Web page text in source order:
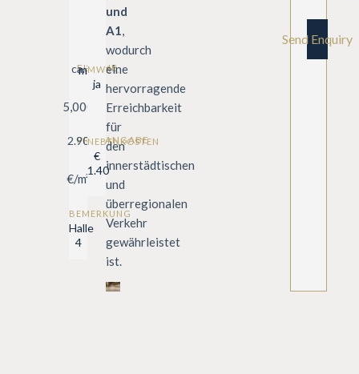
FLÄCHE
ca.
5,000
m²MWST.
ja
PREISANGABE
2.90
€/m²
NEBENKOSTEN
€
1.40
BEMERKUNG
Halle
4
und
A1,
wodurch
eine
hervorragende
Erreichbarkeit
für
den
innerstädtischen
und
überregionalen
Verkehr
gewährleistet
ist.
Send Enquiry